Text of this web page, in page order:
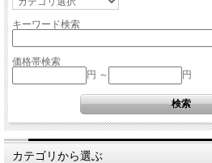
キーワード検索
価格帯検索
円 ～
円
カテゴリから選ぶ